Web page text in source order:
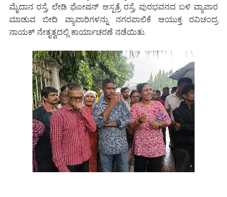
ಮೈದಾನ ರಸ್ತೆ, ಲೇಡಿ ಘೋಷನ್ ಆಸ್ಪತ್ರೆ ರಸ್ತೆ, ಪುರಭವನದ ಬಳಿ ವ್ಯಾಪಾರ
ಮಾಡುವ ಬೀದಿ ವ್ಯಾಪಾರಿಗಳನ್ನು ನಗರಪಾಲಿಕೆ ಆಯುಕ್ತ ರವಿಚಂದ್ರ
ನಾಯಕ್ ನೇತೃತ್ವದಲ್ಲಿ ಕಾರ್ಯಾಚರಣೆ ನಡೆಯಿತು.